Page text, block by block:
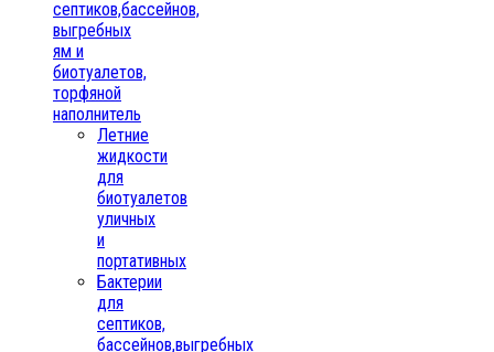
септиков,бассейнов,
выгребных
ям и
биотуалетов,
торфяной
наполнитель
Летние
жидкости
для
биотуалетов
уличных
и
портативных
Бактерии
для
септиков,
бассейнов,выгребных